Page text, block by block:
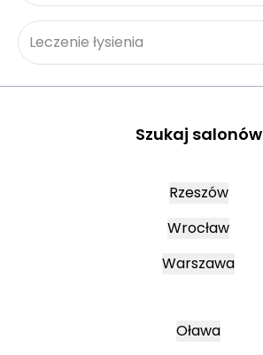
Leczenie łysienia
Szukaj salonów
Rzeszów
Wrocław
Warszawa
Oława